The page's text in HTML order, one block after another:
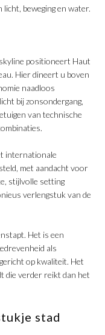
beweging en water.
positioneert Haut
Hier dineert u boven
naadloos
bij zonsondergang,
van technische
internationale
met aandacht voor
stijlvolle setting
verlengstuk van de
Het is een
als
op kwaliteit. Het
die verder reikt dan het
stad